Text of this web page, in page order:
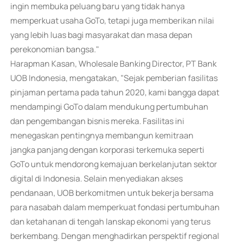
ingin membuka peluang baru yang tidak hanya
memperkuat usaha GoTo, tetapi juga memberikan nilai
yang lebih luas bagi masyarakat dan masa depan
perekonomian bangsa."
Harapman Kasan, Wholesale Banking Director, PT Bank
UOB Indonesia, mengatakan, "Sejak pemberian fasilitas
pinjaman pertama pada tahun 2020, kami bangga dapat
mendampingi GoTo dalam mendukung pertumbuhan
dan pengembangan bisnis mereka. Fasilitas ini
menegaskan pentingnya membangun kemitraan
jangka panjang dengan korporasi terkemuka seperti
GoTo untuk mendorong kemajuan berkelanjutan sektor
digital di Indonesia. Selain menyediakan akses
pendanaan, UOB berkomitmen untuk bekerja bersama
para nasabah dalam memperkuat fondasi pertumbuhan
dan ketahanan di tengah lanskap ekonomi yang terus
berkembang. Dengan menghadirkan perspektif regional